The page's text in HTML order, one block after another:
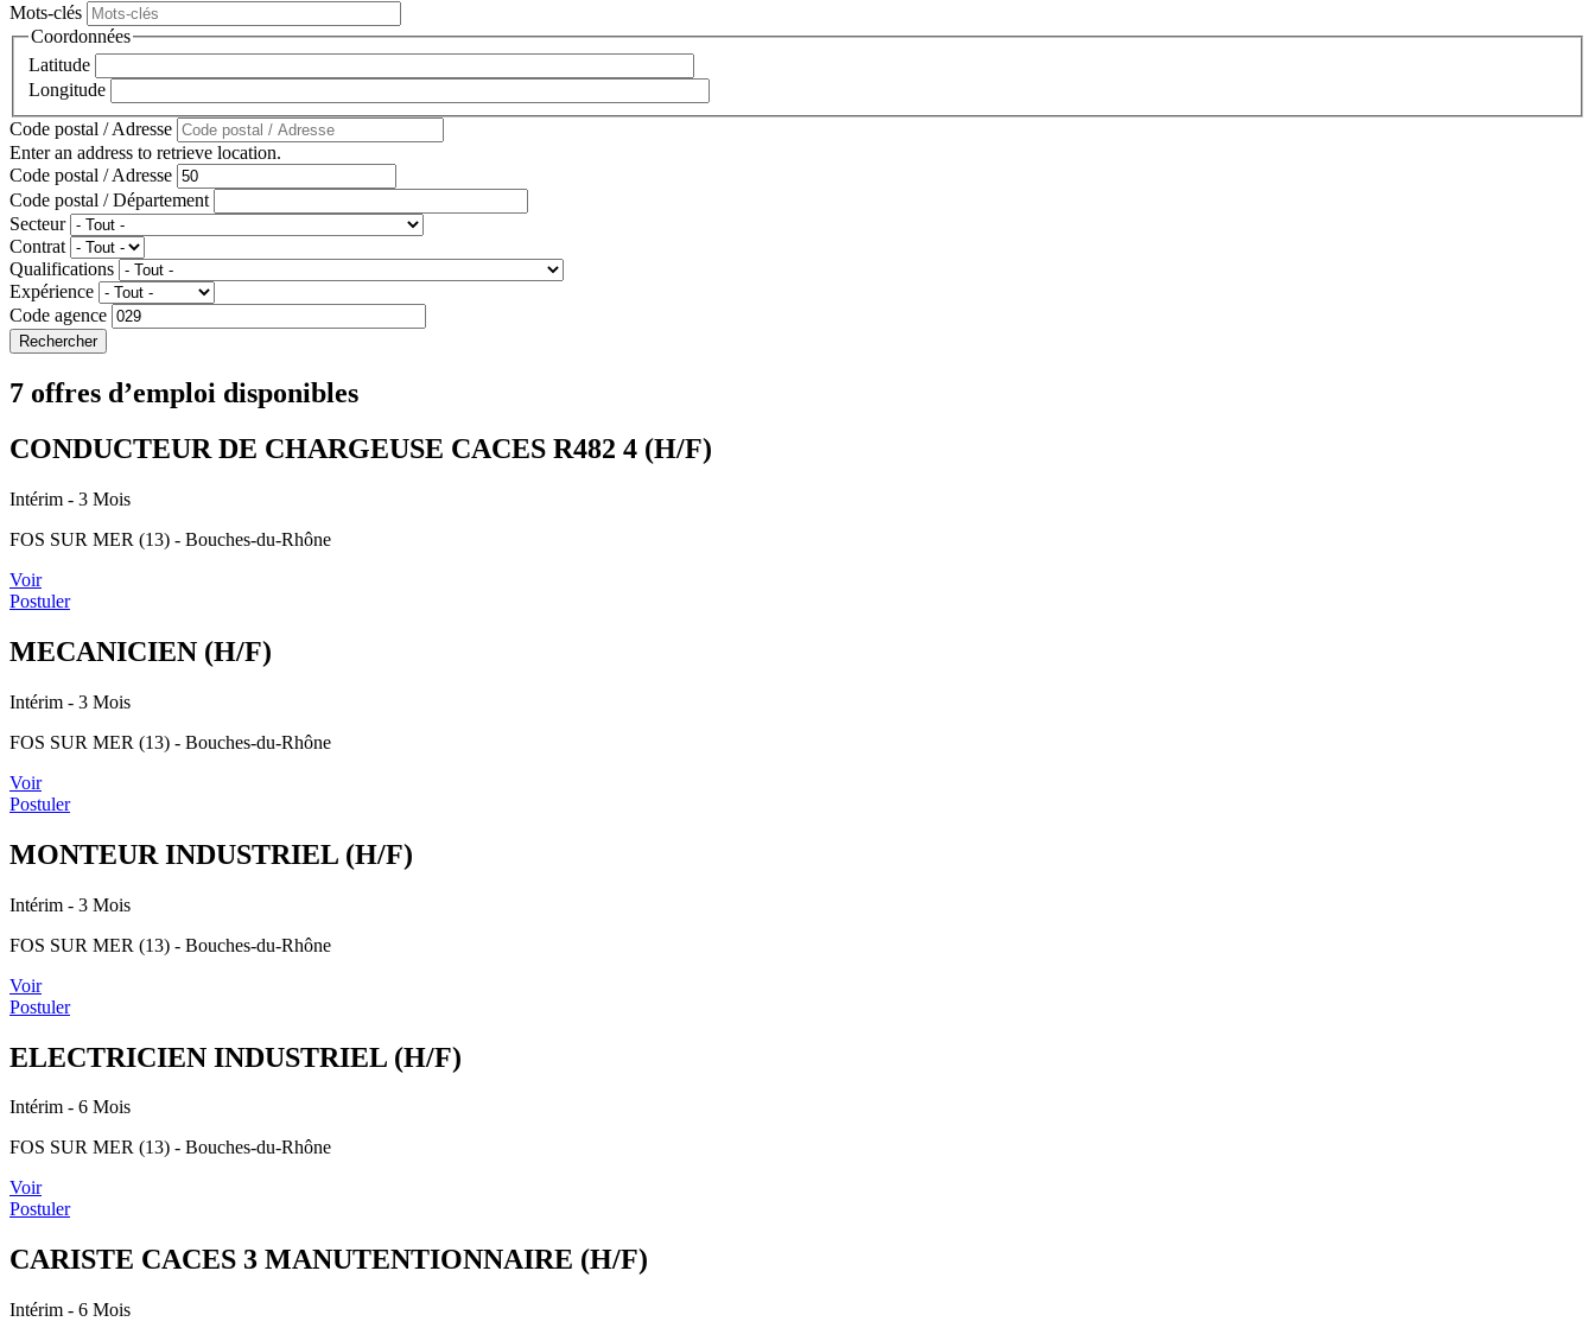
Mots-clés
Coordonnées
Latitude
Longitude
Code postal / Adresse
Enter an address to retrieve location.
Code postal / Adresse
Code postal / Département
Secteur
Contrat
Qualifications
Expérience
Code agence
7 offres d’emploi disponibles
CONDUCTEUR DE CHARGEUSE CACES R482 4 (H/F)
Intérim - 3 Mois
FOS SUR MER (13) - Bouches-du-Rhône
Voir
Postuler
MECANICIEN (H/F)
Intérim - 3 Mois
FOS SUR MER (13) - Bouches-du-Rhône
Voir
Postuler
MONTEUR INDUSTRIEL (H/F)
Intérim - 3 Mois
FOS SUR MER (13) - Bouches-du-Rhône
Voir
Postuler
ELECTRICIEN INDUSTRIEL (H/F)
Intérim - 6 Mois
FOS SUR MER (13) - Bouches-du-Rhône
Voir
Postuler
CARISTE CACES 3 MANUTENTIONNAIRE (H/F)
Intérim - 6 Mois